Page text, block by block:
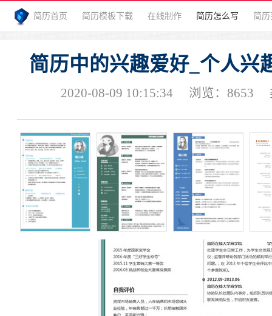
简历首页 简历模板下载 在线制作 简历怎么写 简
简历中的兴趣爱好_个人兴
2020-08-09 10:15:34 浏览： 8653